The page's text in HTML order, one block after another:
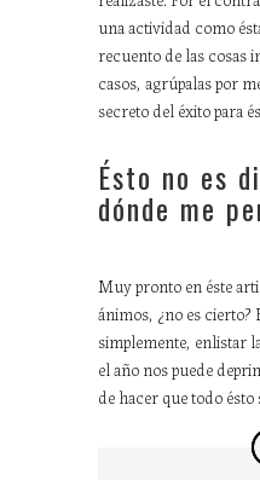
una actividad como
recuento de las cosas
casos, agrúpalas por
secreto del éxito para
Ésto no es
dónde me
Muy pronto en éste
ánimos, ¿no es cierto?
simplemente, enlistar
el año nos puede
de hacer que todo